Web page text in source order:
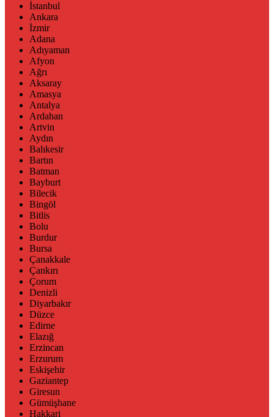
İstanbul
Ankara
İzmir
Adana
Adıyaman
Afyon
Ağrı
Aksaray
Amasya
Antalya
Ardahan
Artvin
Aydın
Balıkesir
Bartın
Batman
Bayburt
Bilecik
Bingöl
Bitlis
Bolu
Burdur
Bursa
Çanakkale
Çankırı
Çorum
Denizli
Diyarbakır
Düzce
Edirne
Elazığ
Erzincan
Erzurum
Eskişehir
Gaziantep
Giresun
Gümüşhane
Hakkari